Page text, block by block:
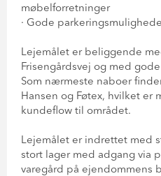
møbelforretninger
· Gode
Lejemålet er beliggende
Frisengårdsvej og med
Som nærmeste naboer
Hansen og Føtex, hvilket er
kundeflow til området.
Lejemålet er indrettet med
stort lager med adgang via
varegård på ejendommens